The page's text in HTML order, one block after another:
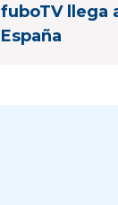
fuboTV llega
España